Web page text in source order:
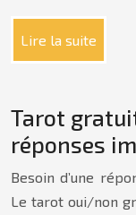
Lire la suite
Tarot
réponses
Besoin d’une
Le tarot oui/non